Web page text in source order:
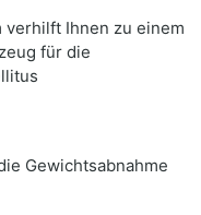
verhilft Ihnen zu einem
für die
Gewichtsabnahme